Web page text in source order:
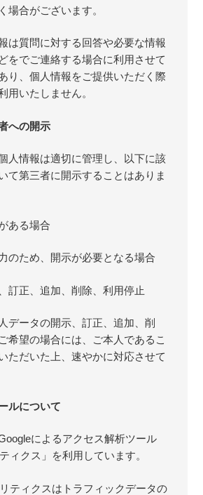
場合がございます。
は質問に対する回答や必要な情報
をでご連絡する場合に利用させて
り、個人情報をご提供いただく際
用いたしません。
への開示
人情報は適切に管理し、以下に該
て第三者に開示することはありま
ある場合
のため、開示が必要となる場合
訂正、追加、削除、利用停止
データの開示、訂正、追加、削
希望の場合には、ご本人であるこ
ただいた上、速やかに対応させて
ルについて
によるアクセス解析ツール
ィクス」を利用しています。
ティクスはトラフィックデータの